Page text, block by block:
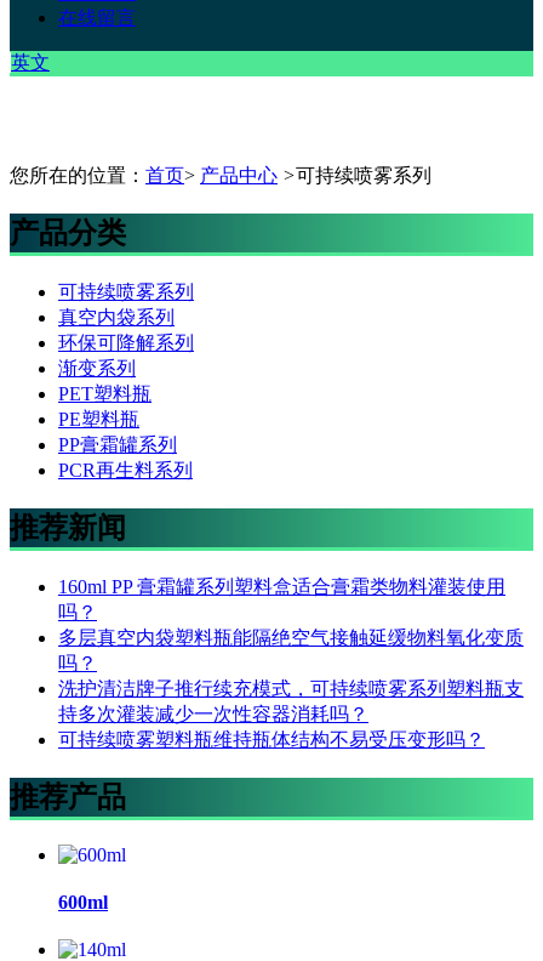
在线留言
英文
您所在的位置： 首页> 产品中心 >可持续喷雾系列
产品分类
可持续喷雾系列
真空内袋系列
环保可降解系列
渐变系列
PET塑料瓶
PE塑料瓶
PP膏霜罐系列
PCR再生料系列
推荐新闻
160ml PP 膏霜罐系列塑料盒适合膏霜类物料灌装使用
吗？
多层真空内袋塑料瓶能隔绝空气接触延缓物料氧化变质
吗？
洗护清洁牌子推行续充模式，可持续喷雾系列塑料瓶支
持多次灌装减少一次性容器消耗吗？
可持续喷雾塑料瓶维持瓶体结构不易受压变形吗？
推荐产品
600ml